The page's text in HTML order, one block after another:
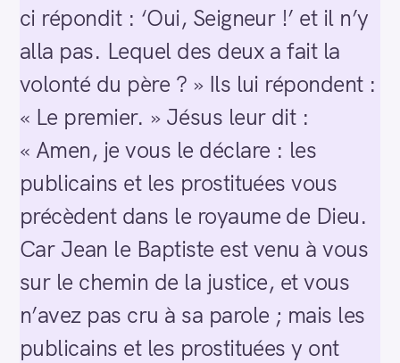
ci répondit : ‘Oui, Seigneur !’ et il n’y
alla pas. Lequel des deux a fait la
volonté du père ? » Ils lui répondent :
« Le premier. » Jésus leur dit :
« Amen, je vous le déclare : les
publicains et les prostituées vous
précèdent dans le royaume de Dieu.
Car Jean le Baptiste est venu à vous
sur le chemin de la justice, et vous
n’avez pas cru à sa parole ; mais les
publicains et les prostituées y ont